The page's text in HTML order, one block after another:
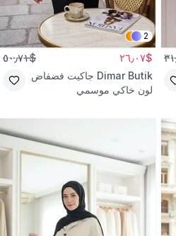
2
$٢٦٫٠٧ $٥٠٫٧١
Dimar Butik جاكيت فضفاض
لون خاكي موسمي